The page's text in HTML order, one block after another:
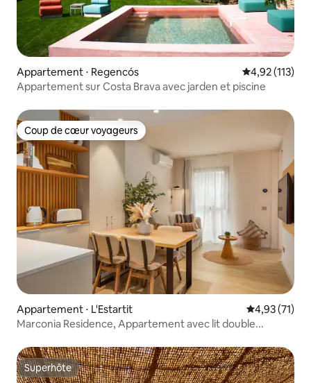
Appartement ⋅ Regencós Évaluation
4,92 (113)
Appartement sur Costa Brava avec jarden et piscine
Coup de cœur voyageurs
Coup de cœur voyageurs
Appartement ⋅ L'Estartit Évaluation
4,93 (71)
Marconia Residence, Appartement avec lit double...
Superhôte
Superhôte